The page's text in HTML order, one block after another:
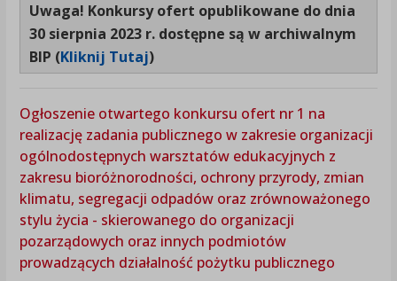
Uwaga! Konkursy ofert opublikowane do dnia
30 sierpnia 2023 r. dostępne są w archiwalnym
BIP (Kliknij Tutaj)
Ogłoszenie otwartego konkursu ofert nr 1 na
realizację zadania publicznego w zakresie organizacji
ogólnodostępnych warsztatów edukacyjnych z
zakresu bioróżnorodności, ochrony przyrody, zmian
klimatu, segregacji odpadów oraz zrównoważonego
stylu życia - skierowanego do organizacji
pozarządowych oraz innych podmiotów
prowadzących działalność pożytku publicznego